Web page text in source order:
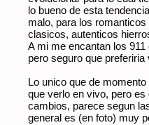
lo bueno de esta
malo, para los
clasicos, autenticos
A mi me encantan los
pero seguro que
Lo unico que de
que verlo en vivo, pero
cambios, parece segun
general es (en foto) muy